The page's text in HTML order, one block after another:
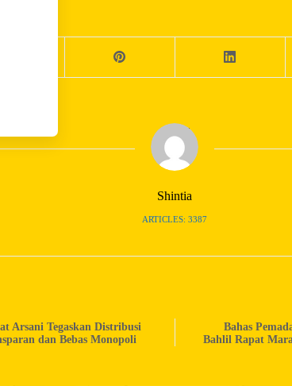
Shintia
ARTICLES: 3387
Arsani Tegaskan Distribusi
dan Bebas Monopoli
Bahas
Bahlil Rapat